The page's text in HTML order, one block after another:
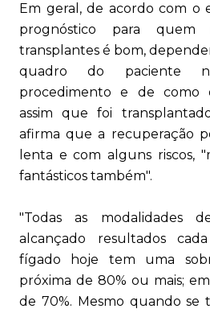
Em geral, de acordo com o
prognóstico para quem
transplantes é bom,
quadro do paciente
procedimento e de como
assim que foi
afirma que a recuperação
lenta e com alguns riscos,
fantásticos também".
"Todas as modalidades
alcançado resultados
fígado hoje tem uma
próxima de 80% ou mais;
de 70%. Mesmo quando se